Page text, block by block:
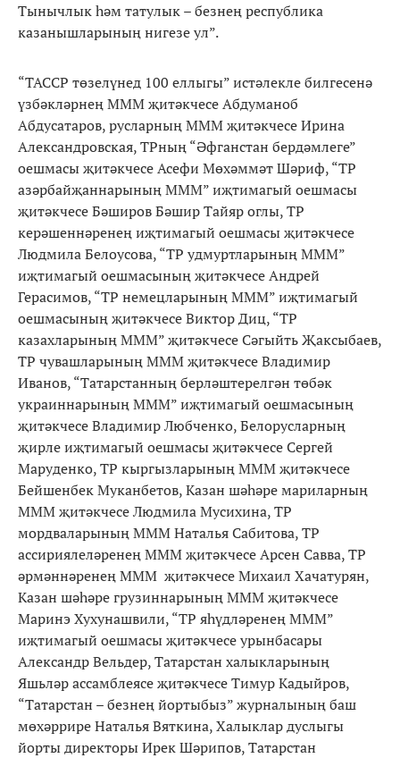
Тынычлык һәм татулык – безнең республика
казанышларының нигезе ул”.
“ТАССР төзелүнед 100 еллыгы” истәлекле билгесенә
үзбәкләрнең МММ җитәкчесе Абдуманоб
Абдусатаров, русларның МММ җитәкчесе Ирина
Александровская, ТРның “Әфганстан бердәмлеге”
оешмасы җитәкчесе Асефи Мөхәммәт Шәриф, “ТР
азәрбайҗаннарының МММ” иҗтимагый оешмасы
җитәкчесе Бәширов Бәшир Тайяр оглы, ТР
керәшеннәренең иҗтимагый оешмасы җитәкчесе
Людмила Белоусова, “ТР удмуртларының МММ”
иҗтимагый оешмасының җитәкчесе Андрей
Герасимов, “ТР немецларының МММ” иҗтимагый
оешмасының җитәкчесе Виктор Диц, “ТР
казахларының МММ” җитәкчесе Сәгыйть Җаксыбаев,
ТР чувашларының МММ җитәкчесе Владимир
Иванов, “Татарстанның берләштерелгән төбәк
украиннарының МММ” иҗтимагый оешмасының
җитәкчесе Владимир Любченко, Белорусларның
җирле иҗтимагый оешмасы җитәкчесе Сергей
Маруденко, ТР кыргызларының МММ җитәкчесе
Бейшенбек Муканбетов, Казан шәһәре мариларның
МММ җитәкчесе Людмила Мусихина, ТР
мордваларының МММ Наталья Сабитова, ТР
ассириялеләренең МММ җитәкчесе Арсен Савва, ТР
әрмәннәренең МММ җитәкчесе Михаил Хачатурян,
Казан шәһәре грузиннарының МММ җитәкчесе
Маринэ Хухунашвили, “ТР яһүдләренең МММ”
иҗтимагый оешмасы җитәкчесе урынбасары
Александр Вельдер, Татарстан халыкларының
Яшьләр ассамблеясе җитәкчесе Тимур Кадыйров,
“Татарстан – безнең йортыбыз” журналының баш
мөхәррире Наталья Вяткина, Халыклар дуслыгы
йорты директоры Ирек Шәрипов, Татарстан